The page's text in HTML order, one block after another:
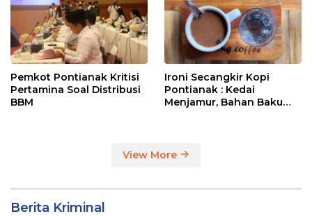
Pemkot Pontianak Kritisi
Pertamina Soal Distribusi
BBM
Ironi Secangkir Kopi
Pontianak : Kedai
Menjamur, Bahan Baku
View More
Berita Kriminal